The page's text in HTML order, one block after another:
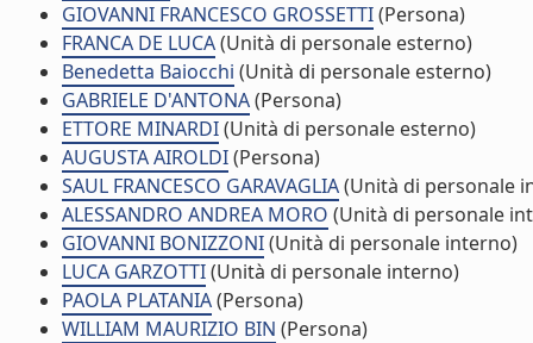
GIOVANNI FRANCESCO GROSSETTI(Persona)
FRANCA DE LUCA(Unità di personale esterno)
Benedetta Baiocchi (Unità di personale esterno)
GABRIELE D'ANTONA(Persona)
ETTORE MINARDI(Unità di personale esterno)
AUGUSTA AIROLDI(Persona)
SAUL FRANCESCO GARAVAGLIA(Unità di personale
ALESSANDRO ANDREA MORO (Unità di personale
GIOVANNI BONIZZONI(Unità di personale interno)
LUCA GARZOTTI(Unità di personale interno)
PAOLA PLATANIA(Persona)
WILLIAM MAURIZIO BIN (Persona)